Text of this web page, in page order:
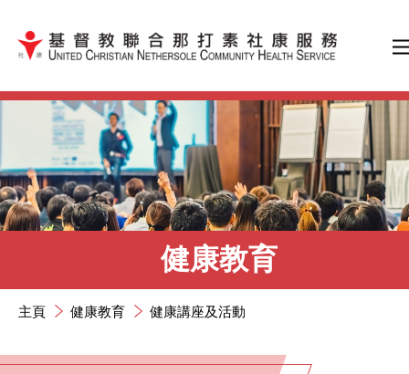
跳到內容（按輸入鍵）
健康教育
主頁 健康教育 健康講座及活動